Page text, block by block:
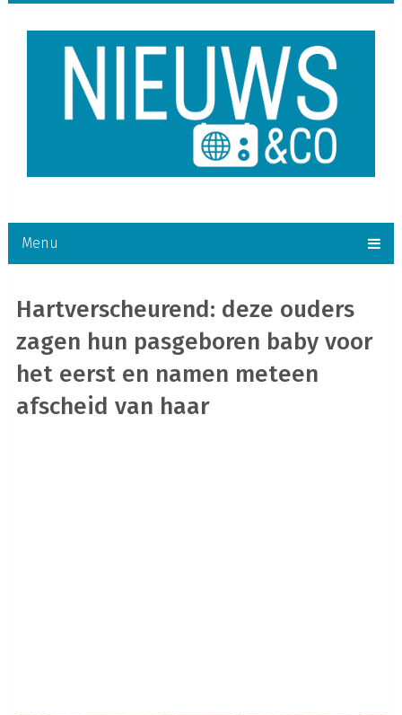
Menu
Hartverscheurend: deze ouders
zagen hun pasgeboren baby voor
het eerst en namen meteen
afscheid van haar